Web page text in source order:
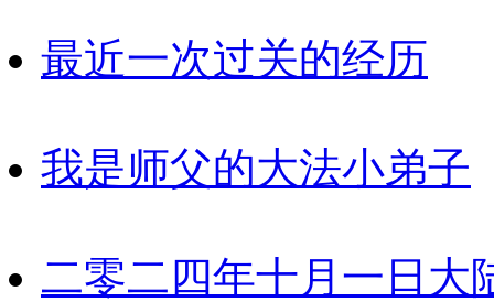
最近一次过关的经历
我是师父的大法小弟子
二零二四年十月一日大